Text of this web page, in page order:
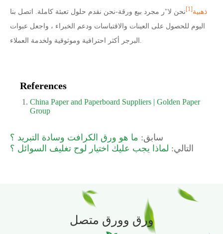
ذهبية[1] نحن لا"ر مجرد بيع ورقة-نحن نقدم حلول تعبئة كاملة. اتصل بنا
اليوم للحصول على العينات والاقتباسات ودعم الخبراء ، واجعل عبوات
References
China Paper and Paperboard Suppliers | Golden Paper
Group
سابق: ما هو ورق الكرافت وسادة التبريد ؟
التالي: لماذا يجب عليك اختيار لوح تغليف السوائل ؟
ورق وورق متصل